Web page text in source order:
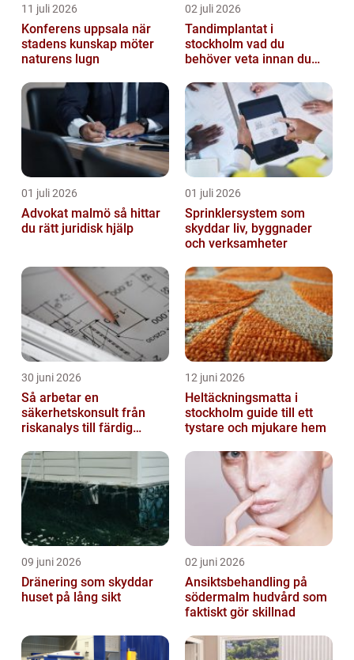
11 juli 2026
Konferens uppsala när
stadens kunskap möter
naturens lugn
02 juli 2026
Tandimplantat i
stockholm vad du
behöver veta innan du
01 juli 2026
Advokat malmö så hittar
du rätt juridisk hjälp
01 juli 2026
Sprinklersystem som
skyddar liv, byggnader
och verksamheter
30 juni 2026
Så arbetar en
säkerhetskonsult från
riskanalys till färdig
12 juni 2026
Heltäckningsmatta i
stockholm guide till ett
tystare och mjukare hem
09 juni 2026
Dränering som skyddar
huset på lång sikt
02 juni 2026
Ansiktsbehandling på
södermalm hudvård som
faktiskt gör skillnad